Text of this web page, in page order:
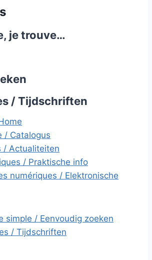
je trouve…
/ Tijdschriften
/ Catalogus
/ Actualiteiten
/ Praktische info
numériques / Elektronische
simple / Eenvoudig zoeken
/ Tijdschriften